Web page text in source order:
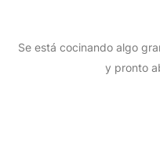
Se está cocinando algo
y pronto